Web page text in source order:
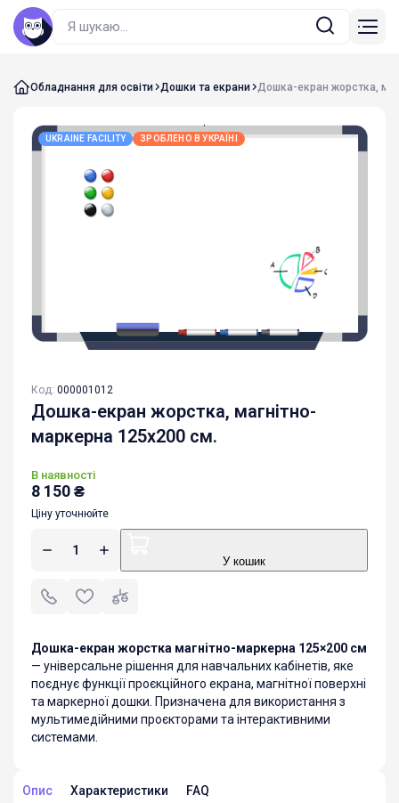
Обладнання для освіти Дошки та екрани Дошка-екран жорстка,
UKRAINE FACILITY ЗРОБЛЕНО В УКРАЇНІ
Код: 000001012
Дошка-екран жорстка, магнітно-
маркерна 125х200 см.
В наявності
8 150₴
Ціну уточнюйте
У кошик
Дошка-екран жорстка магнітно-маркерна 125×200 см
— універсальне рішення для навчальних кабінетів, яке
поєднує функції проєкційного екрана, магнітної поверхні
та маркерної дошки. Призначена для використання з
мультимедійними проєкторами та інтерактивними
системами.
Опис Характеристики FAQ